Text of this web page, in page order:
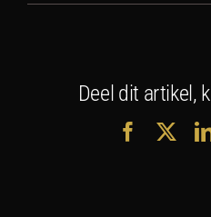
Deel dit artikel,